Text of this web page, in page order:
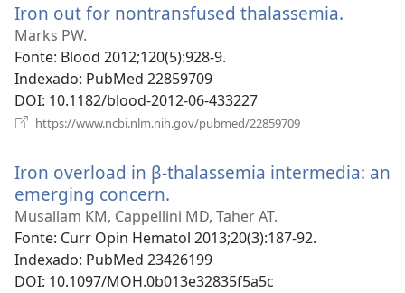
Iron out for nontransfused thalassemia.
Marks PW.
Fonte‎: Blood 2012;120(5):928-9.
Indexado‎: PubMed 22859709
DOI‎: 10.1182/blood-2012-06-433227
https://www.ncbi.nlm.nih.gov/pubmed/22859709
janela)
Iron overload in β-thalassemia intermedia: an
emerging concern.
uma
nova
janela)
Musallam KM, Cappellini MD, Taher AT.
Fonte‎: Curr Opin Hematol 2013;20(3):187-92.
Indexado‎: PubMed 23426199
DOI‎: 10.1097/MOH.0b013e32835f5a5c